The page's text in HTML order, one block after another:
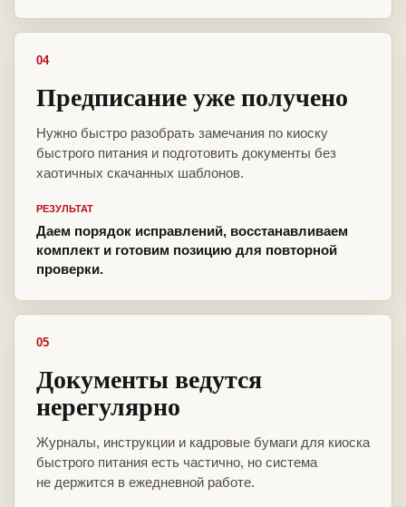
04
Предписание уже получено
Нужно быстро разобрать замечания по киоску
быстрого питания и подготовить документы без
хаотичных скачанных шаблонов.
РЕЗУЛЬТАТ
Даем порядок исправлений, восстанавливаем
комплект и готовим позицию для повторной
проверки.
05
Документы ведутся
нерегулярно
Журналы, инструкции и кадровые бумаги для киоска
быстрого питания есть частично, но система
не держится в ежедневной работе.